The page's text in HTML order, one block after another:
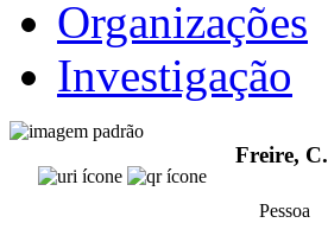
Organizações
Investigação
Freire, C.
Pessoa